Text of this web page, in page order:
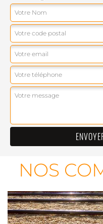
NOS